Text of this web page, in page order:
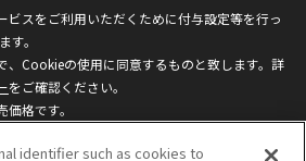
スをご利用いただくために付与設定等を行っ
す。
Cookieの使用に同意するものと致します。詳
をご確認ください。
格です。
。identifier such as cookies to